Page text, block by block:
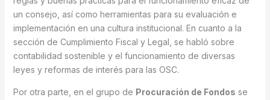
un consejo, así como herramientas para su evaluación e
implementación en una cultura institucional. En cuanto a la
sección de Cumplimiento Fiscal y Legal, se habló sobre
contabilidad sostenible y el funcionamiento de diversas
leyes y reformas de interés para las OSC.
Por otra parte, en el grupo de Procuración de Fondos se